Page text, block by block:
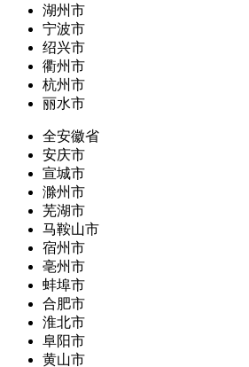
湖州市
宁波市
绍兴市
衢州市
杭州市
丽水市
全安徽省
安庆市
宣城市
滁州市
芜湖市
马鞍山市
宿州市
亳州市
蚌埠市
合肥市
淮北市
阜阳市
黄山市